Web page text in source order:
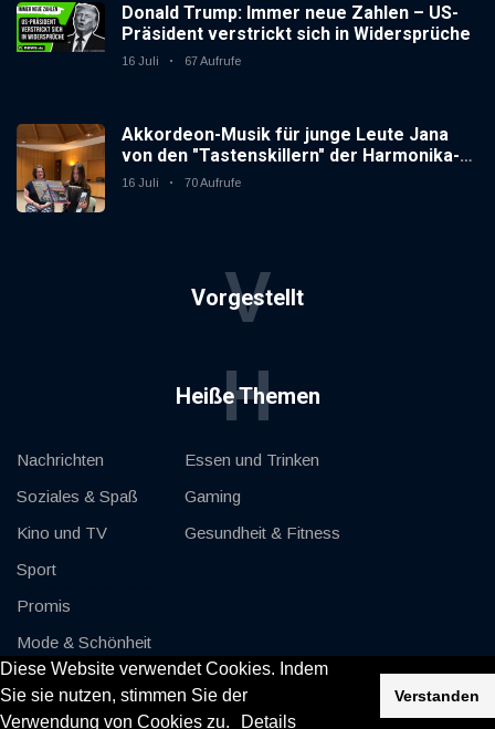
Diese Website verwendet Cookies. Indem
Sie sie nutzen, stimmen Sie der
Verwendung von Cookies zu.
Details
Verstanden
Donald Trump: Immer neue Zahlen – US-
Präsident verstrickt sich in Widersprüche
16 Juli 67 Aufrufe
Akkordeon-Musik für junge Leute Jana
von den "Tastenskillern" der Harmonika-
Vereinigung Gaggenau zeigt, wie "jung"
16 Juli 70 Aufrufe
Vorgestellt
V
Heiße Themen
H
Nachrichten
Soziales & Spaß
Kino und TV
Sport
Promis
Mode & Schönheit
Autos & Motor
Essen und Trinken
Gaming
Gesundheit & Fitness